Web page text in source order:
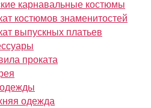
карнавальные костюмы
костюмов знаменитостей
выпускных платьев
проката
одежда